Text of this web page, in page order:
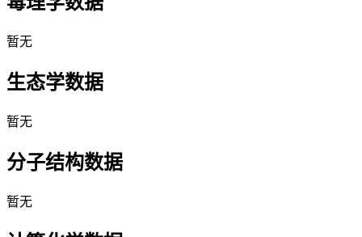
暂无
生态学数据
暂无
分子结构数据
暂无